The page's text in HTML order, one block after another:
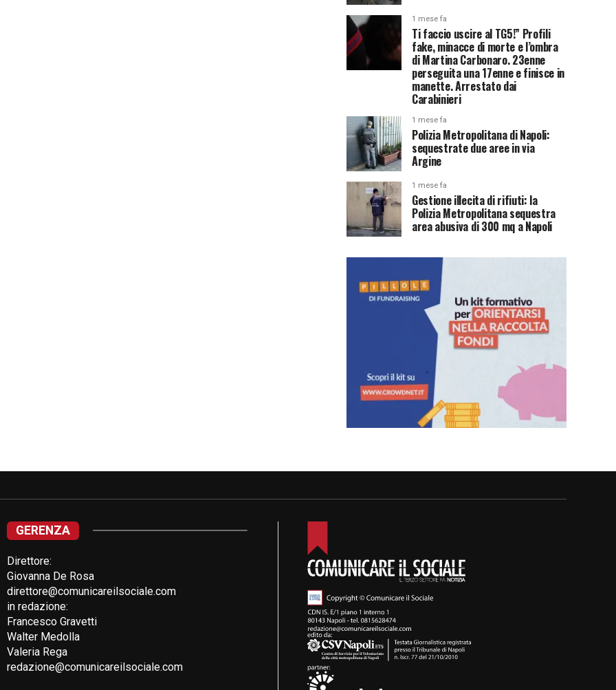
1 mese fa
Ti faccio uscire al TG5!” Profili
fake, minacce di morte e l’ombra
di Martina Carbonaro. 23enne
perseguita una 17enne e finisce in
manette. Arrestato dai
Carabinieri
1 mese fa
Polizia Metropolitana di Napoli:
sequestrate due aree in via
Argine
1 mese fa
Gestione illecita di rifiuti: la
Polizia Metropolitana sequestra
area abusiva di 300 mq a Napoli
GERENZA
Direttore:
Giovanna De Rosa
direttore@comunicareilsociale.com
in redazione:
Francesco Gravetti
Walter Medolla
Valeria Rega
redazione@comunicareilsociale.com